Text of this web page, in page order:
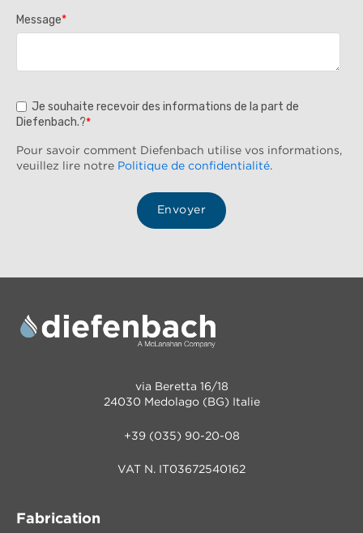
Message*
Je souhaite recevoir des informations de la part de
Diefenbach.?*
Pour savoir comment Diefenbach utilise vos informations,
veuillez lire notre Politique de confidentialité.
via Beretta 16/18
24030 Medolago (BG) Italie
+39 (035) 90-20-08
VAT N. IT03672540162
Fabrication